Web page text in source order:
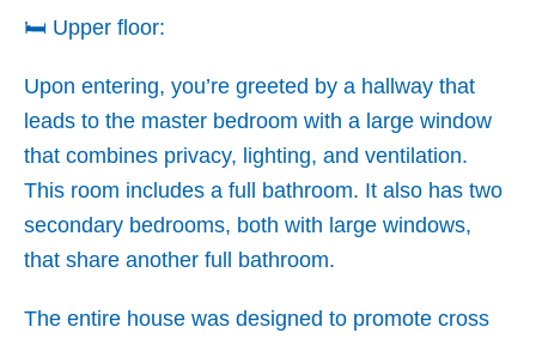
🛏 Upper floor:
Upon entering, you’re greeted by a hallway that
leads to the master bedroom with a large window
that combines privacy, lighting, and ventilation.
This room includes a full bathroom. It also has two
secondary bedrooms, both with large windows,
that share another full bathroom.
The entire house was designed to promote cross